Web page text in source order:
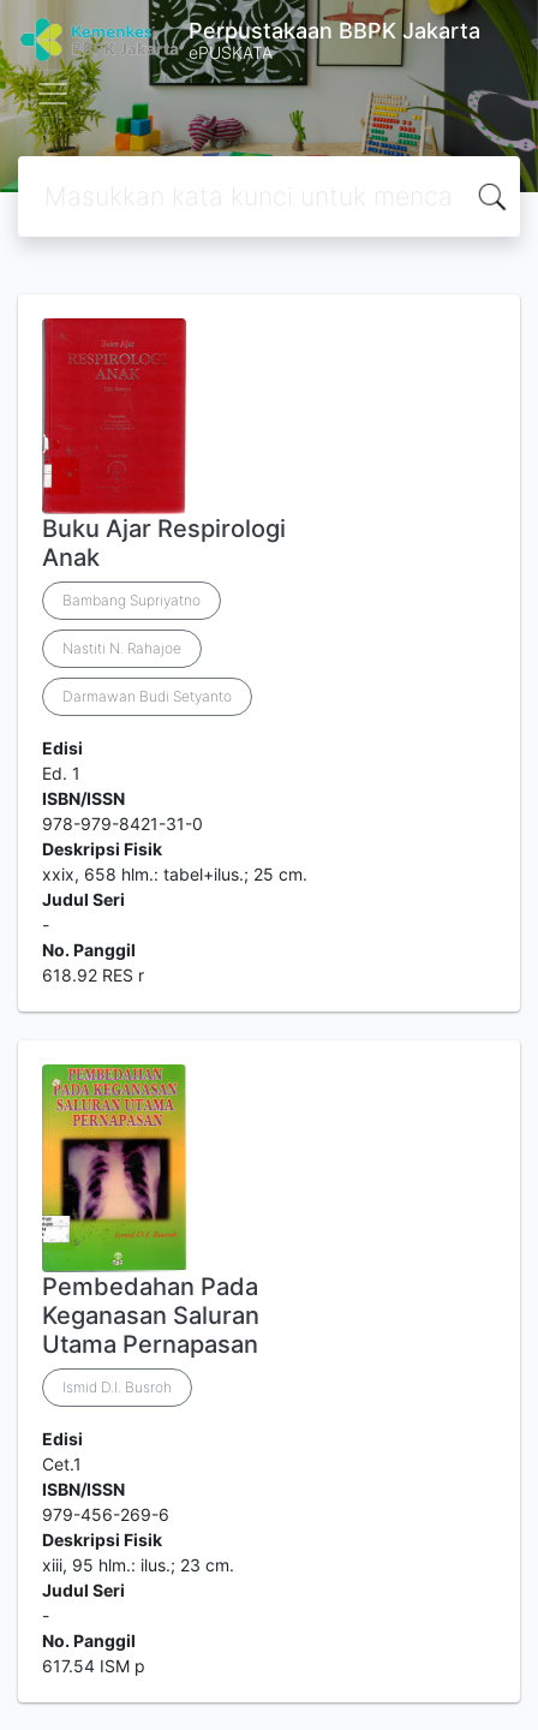
Perpustakaan BBPK Jakarta
ePUSKATA
Buku Ajar Respirologi
Anak
Bambang Supriyatno
Nastiti N. Rahajoe
Darmawan Budi Setyanto
Edisi
Ed. 1
ISBN/ISSN
978-979-8421-31-0
Deskripsi Fisik
xxix, 658 hlm.: tabel+ilus.; 25 cm.
Judul Seri
-
No. Panggil
618.92 RES r
Pembedahan Pada
Keganasan Saluran
Utama Pernapasan
Ismid D.I. Busroh
Edisi
Cet.1
ISBN/ISSN
979-456-269-6
Deskripsi Fisik
xiii, 95 hlm.: ilus.; 23 cm.
Judul Seri
-
No. Panggil
617.54 ISM p